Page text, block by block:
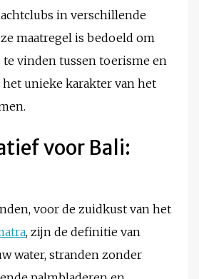
in verschillende
maatregel is bedoeld om
te vinden tussen toerisme en
unieke karakter van het
voor Bali:
voor de zuidkust van het
, zijn de definitie van
water, stranden zonder